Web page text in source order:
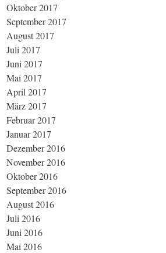
Oktober 2017
September 2017
August 2017
Juli 2017
Juni 2017
Mai 2017
April 2017
März 2017
Februar 2017
Januar 2017
Dezember 2016
November 2016
Oktober 2016
September 2016
August 2016
Juli 2016
Juni 2016
Mai 2016